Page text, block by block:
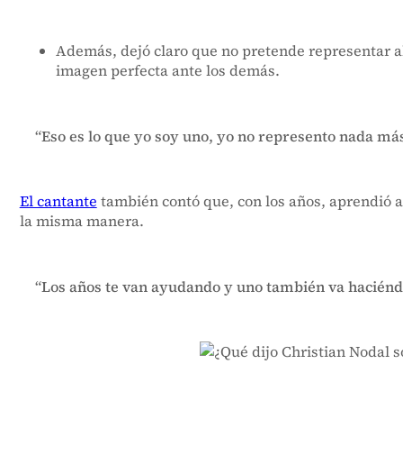
Además, dejó claro que no pretende representar
imagen perfecta ante los demás.
“Eso es lo que yo soy uno, yo no represento nada
El cantante también contó que, con los años, aprendió
la misma manera.
“Los años te van ayudando y uno también va